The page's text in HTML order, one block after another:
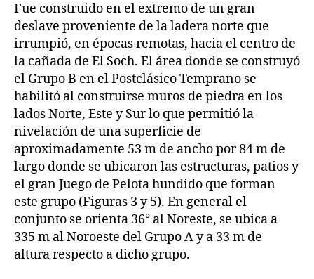
Fue construido en el extremo de un gran
deslave proveniente de la ladera norte que
irrumpió, en épocas remotas, hacia el centro de
la cañada de El Soch. El área donde se construyó
el Grupo B en el Postclásico Temprano se
habilitó al construirse muros de piedra en los
lados Norte, Este y Sur lo que permitió la
nivelación de una superficie de
aproximadamente 53 m de ancho por 84 m de
largo donde se ubicaron las estructuras, patios y
el gran Juego de Pelota hundido que forman
este grupo (Figuras 3 y 5). En general el
conjunto se orienta 36° al Noreste, se ubica a
335 m al Noroeste del Grupo A y a 33 m de
altura respecto a dicho grupo.